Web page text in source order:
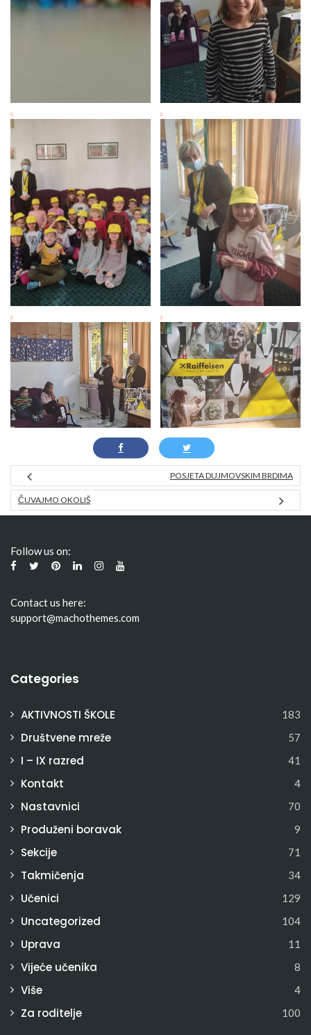
POSJETA DUJMOVSKIM BRDIMA
ČUVAJMO OKOLIŠ
Follow us on:
Contact us here:
support@machothemes.com
Categories
AKTIVNOSTI ŠKOLE 183
Društvene mreže 57
I – IX razred 41
Kontakt 4
Nastavnici 70
Produženi boravak 9
Sekcije 71
Takmičenja 34
Učenici 129
Uncategorized 104
Uprava 11
Vijeće učenika 8
Više 4
Za roditelje 100